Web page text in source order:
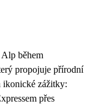
během
propojuje přírodní
ikonické zážitky:
přes